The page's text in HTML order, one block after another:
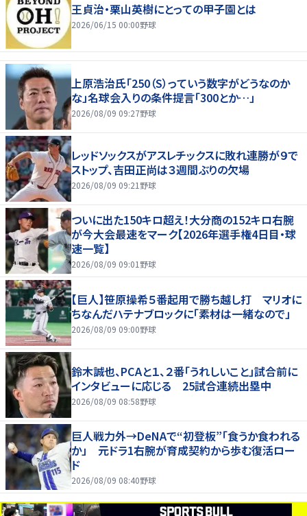
王貞治・栗山英樹にとっての甲子園とは
2026/06/15 00:00野球
上原浩治氏「250（S）っていう数字がどうなのか
な」名球会入りの条件提言「300とか…」
2026/08/09 09:27野球
レッドソックスがアスレチックスに敗れ連勝が９で
ストップ、吉田正尚は３週間ぶりの欠場
2026/08/09 09:21 野球
ついに出た150キロ超え！大分商の152キロ右腕
が今大会最速をマーク【2026年選手権4日目・球
速一覧】
2026/08/09 09:01 野球
【巨人】笹原操希５番起用で勝ち越し打 マリオに
ちなんだハテナブロックに「素材は一緒なので」
2026/08/09 09:00野球
鈴木誠也、PCAと１、２番「うれしいこと」試合前に
インタビューに応じる 25試合連続出塁中
2026/08/09 08:58野球
巨人戦力外→DeNAで“初登板”「食うか食われる
か」 元ドラ1右腕が育成契約から歩む復活ロー
ド
2026/08/09 08:40野球